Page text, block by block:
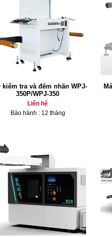
kiểm tra và đếm nhãn WPJ-
350P/WPJ-350
Liên hệ
Bảo hành : 12 tháng